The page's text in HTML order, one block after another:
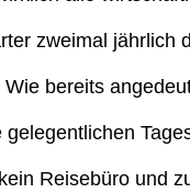
zweimal jährlich
bereits
gelegentlichen
Reisebüro und